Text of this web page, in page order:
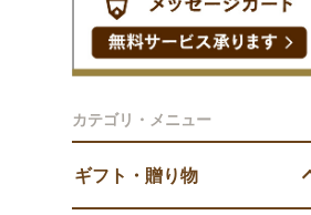
カテゴリ・メニュー
ギフト・贈り物